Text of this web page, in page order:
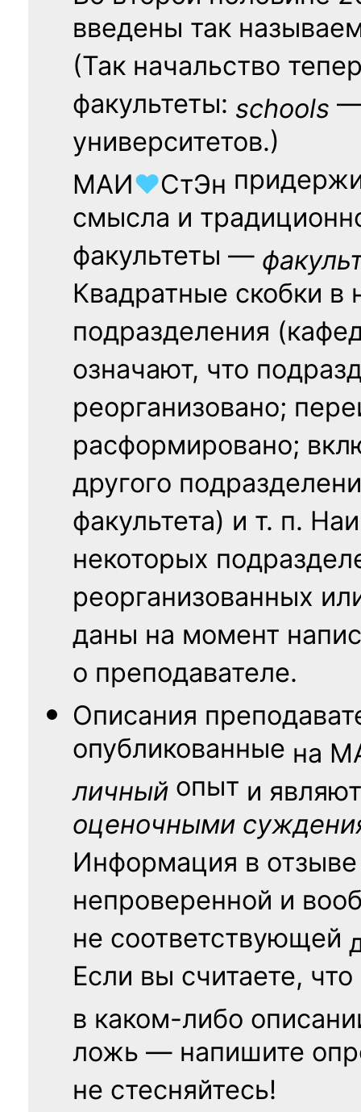
введены так
(Так начальство
факультеты: schools —
университетов.)
МАИ♥СтЭн
смысла и
факультеты —
Квадратные скобки в
подразделения
означают, что
реорганизовано;
расформировано;
другого
факультета) и т. п.
некоторых
реорганизованных
даны на момент
о преподавателе.
Описания
опубликованные на
личный опыт и
оценочными
Информация в
непроверенной и
не соответствующей
Если вы считаете, что
в каком-либо
ложь — напишите
не стесняйтесь!